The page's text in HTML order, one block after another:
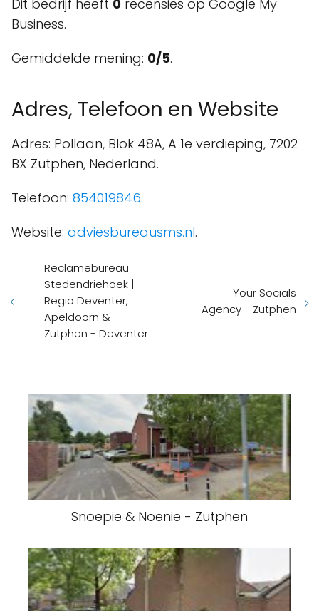
Dit bedrijf heeft 0 recensies op Google My
Business.
Gemiddelde mening: 0/5.
Adres, Telefoon en Website
Adres: Pollaan, Blok 48A, A 1e verdieping, 7202
BX Zutphen, Nederland.
Telefoon: 854019846.
Website: adviesbureausms.nl.
Reclamebureau
Stedendriehoek |
Regio Deventer,
Apeldoorn &
Zutphen - Deventer
Your Socials
Agency - Zutphen
Snoepie & Noenie - Zutphen